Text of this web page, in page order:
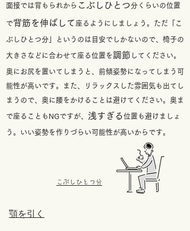
面接では背もられから こぶしひとつ分くらいの位置
で背筋を伸ばして 座るようにしましょう。ただ「こ
ぶしひとつ分」というのは目安でしかないので、椅子の
大きさなどに合わせて座る位置を調節 してください。
奥にお尻を置いてしまうと、前傾姿勢になってしまう可
能性が高いです。また、リラックスした雰囲気も出てし
まうので、奥に腰をかけることは避けてください。 奥ま
で座ることもNGですが、 浅すぎる位置も避けましょ
う。いい姿勢を作りづらい可能性が高いからです。
​こぶしひとつ分
​顎を引く